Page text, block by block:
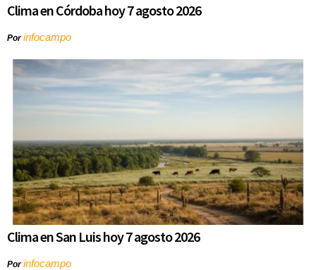
Clima en Córdoba hoy 7 agosto 2026
Porinfocampo
Clima en San Luis hoy 7 agosto 2026
Porinfocampo